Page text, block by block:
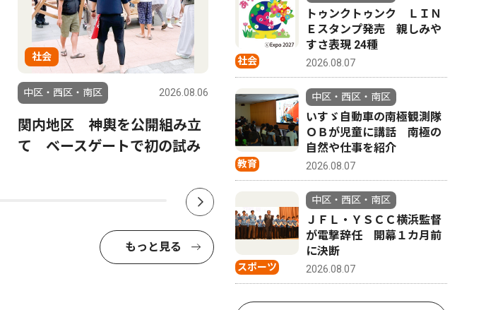
社会
中区・西区・南区 2026.08.06
関内地区 神輿を公開組み立
て ベースゲートで初の試み
文化
中区・西区・南区 2026.08.06
「ゆず色」のオシロイバナ
ファン通じ、横浜から全国へ
地元奉
もっと見る
社会
トゥンクトゥンク ＬＩＮ
Ｅスタンプ発売 親しみや
すさ表現 24種
2026.08.07
教育
中区・西区・南区
いすゞ自動車の南極観測隊
ＯＢが児童に講話 南極の
自然や仕事を紹介
2026.08.07
スポーツ
中区・西区・南区
ＪＦＬ・ＹＳＣＣ横浜監督
が電撃辞任 開幕１カ月前
に決断
2026.08.07